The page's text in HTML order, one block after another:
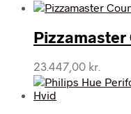
Pizzamaster
23.447,00 kr.